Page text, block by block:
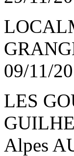
09/11/
LES
Alpes